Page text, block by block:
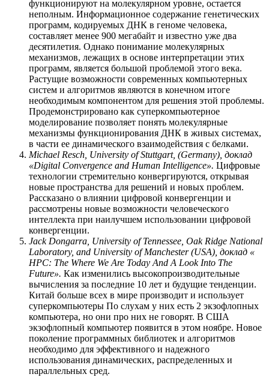
функционируют на молекулярном уровне, остается
неполным. Информационное содержание генетических
программ, кодируемых ДНК в геноме человека,
составляет менее 900 мегабайт и известно уже два
десятилетия. Однако понимание молекулярных
механизмов, лежащих в основе интерпретации этих
программ, является большой проблемой этого века.
Растущие возможности современных компьютерных
систем и алгоритмов являются в конечном итоге
необходимым компонентом для решения этой проблемы.
Продемонстрировано как суперкомпьютерное
моделирование позволяет понять молекулярные
механизмы функционирования ДНК в живых системах,
в части ее динамического взаимодействия с белками.
Michael Resch, University of Stuttgart, (Germany), доклад
«Digital Convergence and Human Intelligence». Цифровые
технологии стремительно конвергируются, открывая
новые пространства для решений и новых проблем.
Рассказано о влиянии цифровой конвергенции и
рассмотрены новые возможности человеческого
интеллекта при наилучшем использовании цифровой
конвергенции.
Jack Dongarra, University of Tennessee, Oak Ridge National
Laboratory, and University of Manchester (USA), доклад «
HPC: The Where We Are Today And A Look Into The
Future». Как изменились высокопроизводительные
вычисления за последние 10 лет и будущие тенденции.
Китай больше всех в мире производит и использует
суперкомпьютеры По слухам у них есть 2 экзофлопных
компьютера, но они про них не говорят. В США
экзофлопный компьютер появится в этом ноябре. Новое
поколение программных библиотек и алгоритмов
необходимо для эффективного и надежного
использования динамических, распределенных и
параллельных сред.